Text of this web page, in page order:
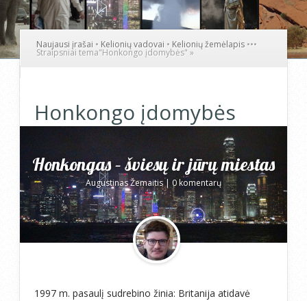
Naujausi įrašai • Kelionių vadovai • Kelionių žemėlapis •••
Straipsniai tema"Honkongo įdomybės" »
Honkongo įdomybės
Honkongas – šviesų ir jūrų miestas
Augustinas Žemaitis| 0 komentarų
1997 m. pasaulį sudrebino žinia: Britanija atidavė